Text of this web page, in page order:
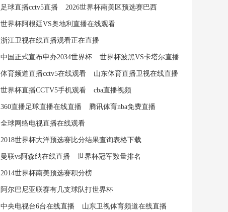
足球直播cctv5直播 2026世界杯南美区预选赛巴西
世界杯阿根廷VS奥地利直播在线观看
浙江卫视在线直播观看正在直播
中国正式宣布申办2034世界杯 世界杯波黑VS卡塔尔直播
体育频道直播cctv5在线观看 山东体育直播卫视在线直播
世界杯直播CCTV5手机观看 cba直播视频
360直播足球直播在线直播 腾讯体育nba免费直播
全球网络电视直播在线观看
2018世界杯大洋预选赛比分结果查询表格下载
曼联vs阿森纳在线直播 世界杯冠军数量排名
2014世界杯南美预选赛积分榜
阿尔巴尼亚联赛有几支球队打世界杯
中央电视台6台在线直播 山东卫视体育频道在线直播